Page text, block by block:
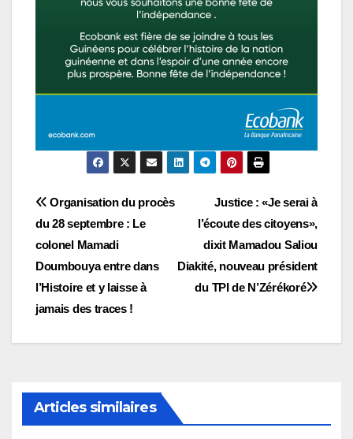
Navigation
de
l’article
Justice : «Je serai à
l’écoute des citoyens»,
dixit Mamadou Saliou
Diakité, nouveau président
du TPI de N’Zérékoré
Organisation du procès
du 28 septembre : Le
colonel Mamadi
Doumbouya entre dans
l’Histoire et y laisse à
jamais des traces !
Articles similaires